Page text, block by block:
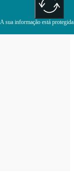
A sua informação está